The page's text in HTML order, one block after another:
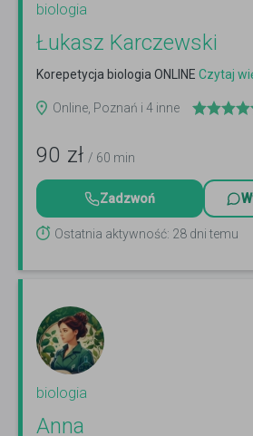
biologia
Łukasz Karczewski
Korepetycja biologia ONLINE Czytaj
Online, Poznań i 4 inne
90 zł / 60 min
Zadzwoń
Ostatnia aktywność: 28 dni temu
biologia
Anna